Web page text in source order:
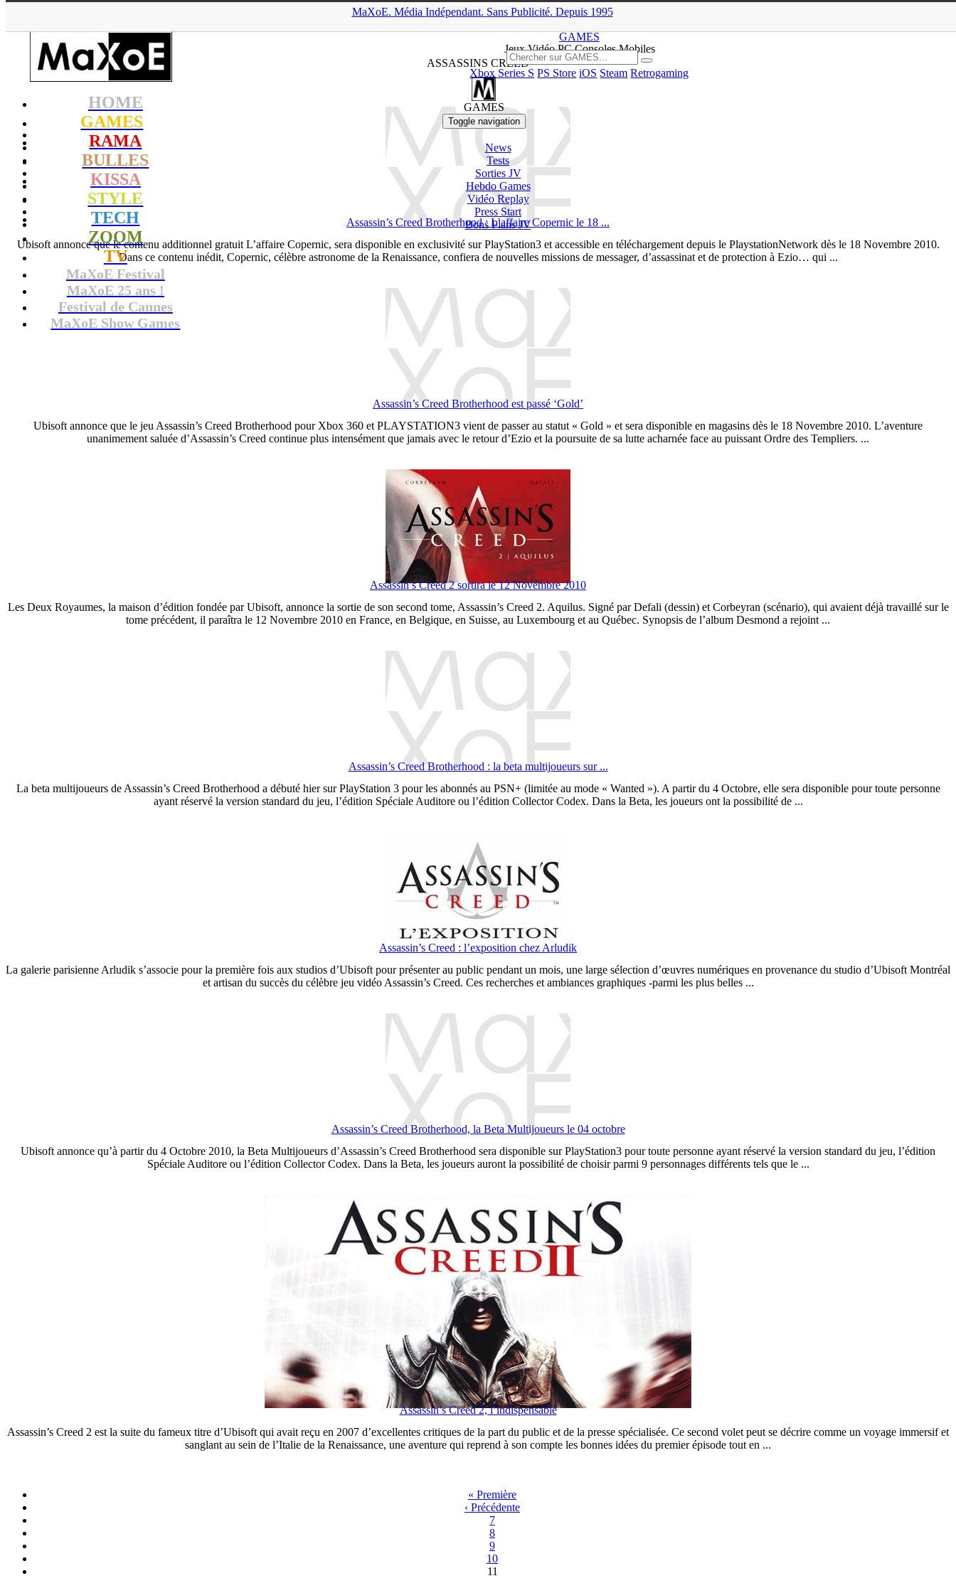
MaXoE. Média Indépendant. Sans Publicité. Depuis 1995
HOME
GAMES
RAMA
BULLES
KISSA
STYLE
TECH
ZOOM
TV
MaXoE Festival
MaXoE 25 ans !
Festival de Cannes
MaXoE Show Games
GAMES
JeuxVidéoPC Consoles Mobiles
Xbox Series S PS Store iOS Steam Retrogaming
GAMES
Toggle navigation
News
Tests
SortiesJV
Hebdo Games
VidéoReplay
Press Start
Bons PlansJV
▲
ASSASSINS CREED
Assassin’s Creed Brotherhood : L’affaire Copernic le 18 ...
Ubisoft annonce que le contenu additionnel gratuit L’affaire Copernic, sera disponible en exclusivité sur PlayStation3 et accessible en téléchargement depuis le PlaystationNetwork dès le 18 Novembre 2010.
Dans ce contenu inédit, Copernic, célèbre astronome de la Renaissance, confiera de nouvelles missions de messager, d’assassinat et de protection à Ezio… qui ...
Assassin’s Creed Brotherhood est passé ‘Gold’
Ubisoft annonce que le jeu Assassin’s Creed Brotherhood pour Xbox 360 et PLAYSTATION3 vient de passer au statut « Gold » et sera disponible en magasins dès le 18 Novembre 2010. L’aventure
unanimement saluée d’Assassin’s Creed continue plus intensément que jamais avec le retour d’Ezio et la poursuite de sa lutte acharnée face au puissant Ordre des Templiers. ...
Assassin’s Creed 2 sortira le 12 Novembre 2010
Les Deux Royaumes, la maison d’édition fondée par Ubisoft, annonce la sortie de son second tome, Assassin’s Creed 2. Aquilus. Signé par Defali (dessin) et Corbeyran (scénario), qui avaient déjà travaillé sur le
tome précédent, il paraîtra le 12 Novembre 2010 en France, en Belgique, en Suisse, au Luxembourg et au Québec. Synopsis de l’album Desmond a rejoint ...
Assassin’s Creed Brotherhood : la beta multijoueurs sur ...
La beta multijoueurs de Assassin’s Creed Brotherhood a débuté hier sur PlayStation 3 pour les abonnés au PSN+ (limitée au mode « Wanted »). A partir du 4 Octobre, elle sera disponible pour toute personne
ayant réservé la version standard du jeu, l’édition Spéciale Auditore ou l’édition Collector Codex. Dans la Beta, les joueurs ont la possibilité de ...
Assassin’s Creed : l’exposition chez Arludik
La galerie parisienne Arludik s’associe pour la première fois aux studios d’Ubisoft pour présenter au public pendant un mois, une large sélection d’œuvres numériques en provenance du studio d’Ubisoft Montréal
et artisan du succès du célèbre jeu vidéo Assassin’s Creed. Ces recherches et ambiances graphiques -parmi les plus belles ...
Assassin’s Creed Brotherhood, la Beta Multijoueurs le 04 octobre
Ubisoft annonce qu’à partir du 4 Octobre 2010, la Beta Multijoueurs d’Assassin’s Creed Brotherhood sera disponible sur PlayStation3 pour toute personne ayant réservé la version standard du jeu, l’édition
Spéciale Auditore ou l’édition Collector Codex. Dans la Beta, les joueurs auront la possibilité de choisir parmi 9 personnages différents tels que le ...
Assassin’s Creed 2, l’indispensable
Assassin’s Creed 2 est la suite du fameux titre d’Ubisoft qui avait reçu en 2007 d’excellentes critiques de la part du public et de la presse spécialisée. Ce second volet peut se décrire comme un voyage immersif et
sanglant au sein de l’Italie de la Renaissance, une aventure qui reprend à son compte les bonnes idées du premier épisode tout en ...
« Première
‹ Précédente
7
8
9
10
11